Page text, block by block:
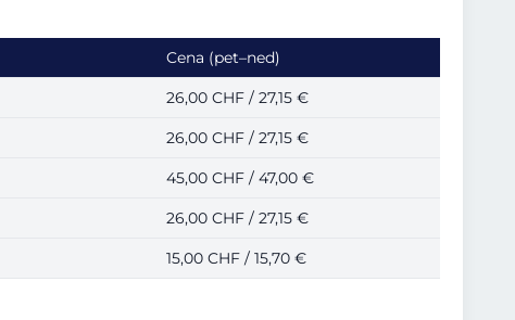
Cena (pet–ned)
26,00 CHF / 27,15 €
26,00 CHF / 27,15 €
45,00 CHF / 47,00 €
26,00 CHF / 27,15 €
15,00 CHF / 15,70 €